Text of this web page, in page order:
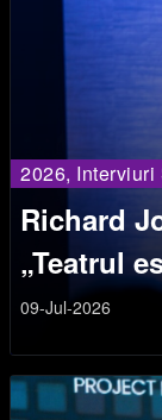
2026, Interviuri
Richard
„Teatrul
09-Jul-2026